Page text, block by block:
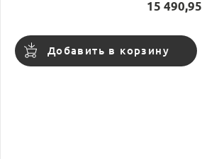
15 490,95
Добавить в корзину